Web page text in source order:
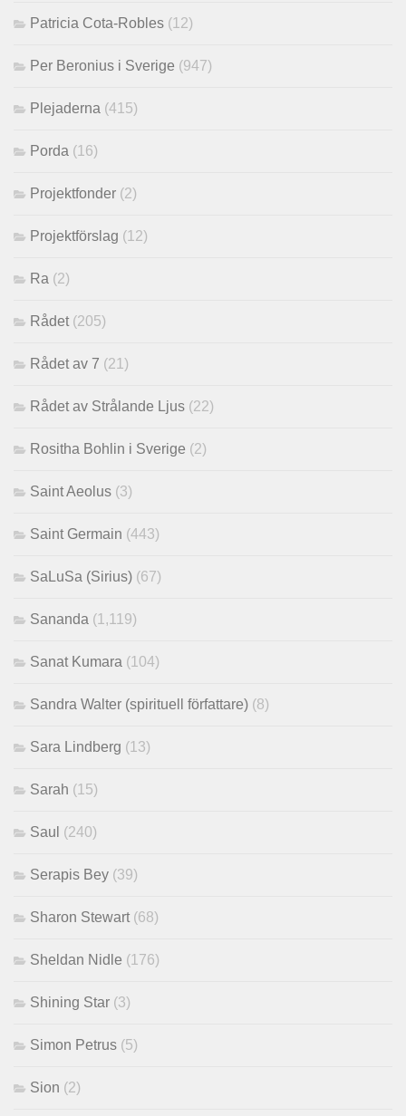
Patricia Cota-Robles (12)
Per Beronius i Sverige (947)
Plejaderna (415)
Porda (16)
Projektfonder (2)
Projektförslag (12)
Ra (2)
Rådet (205)
Rådet av 7 (21)
Rådet av Strålande Ljus (22)
Rositha Bohlin i Sverige (2)
Saint Aeolus (3)
Saint Germain (443)
SaLuSa (Sirius) (67)
Sananda (1,119)
Sanat Kumara (104)
Sandra Walter (spirituell författare) (8)
Sara Lindberg (13)
Sarah (15)
Saul (240)
Serapis Bey (39)
Sharon Stewart (68)
Sheldan Nidle (176)
Shining Star (3)
Simon Petrus (5)
Sion (2)